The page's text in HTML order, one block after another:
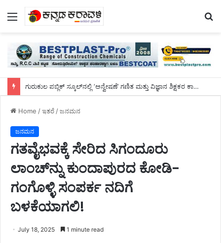
Menu
ಗುರುಕುಲ ಪಬ್ಲಿಕ್ ಸ್ಕೂಲ್‌ನಲ್ಲಿ ‘ಅನ್ವೇಷಣೆ’ ಗಣಿತ ಮತ್ತು ವಿಜ್ಞಾನ ಶಿಕ್ಷಕರ ಕಾರ್ಯಾಗಾರ
Home /ಇತರೆ/ಜನಮನ
ಜನಮನ
ಗತವೈಭವಕ್ಕೆ ಸೇರಿದ ಸಿಗಂದೂರು
ಲಾಂಚ್‌ನ್ನು ಕುಂದಾಪುರದ ಕೋಡಿ-
ಗಂಗೊಳ್ಳಿ ಸಂಪರ್ಕ ನದಿಗೆ
ಬಳಕೆಯಾಗಲಿ!
July 18, 2025 1 minute read